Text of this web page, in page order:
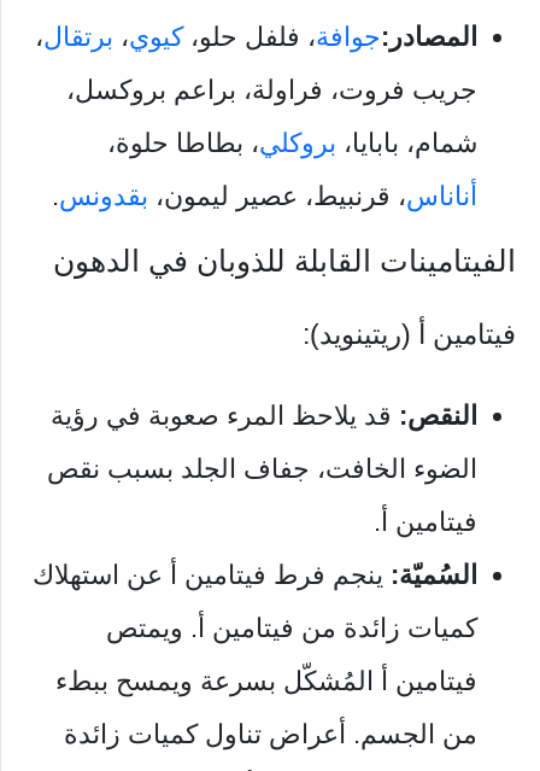
المصادر:جوافة، فلفل حلو،كيوي، برتقال،
جريب فروت، فراولة، براعم بروكسل،
شمام، بابايا، بروكلي، بطاطا حلوة،
أناناس، قرنبيط، عصير ليمون، بقدونس.
الفيتامينات القابلة للذوبان في الدهون
فيتامين أ (ريتينويد):
النقص: قد يلاحظ المرء صعوبة في رؤية
الضوء الخافت، جفاف الجلد بسبب نقص
فيتامين أ.
السُميّة: ينجم فرط فيتامين أ عن استهلاك
كميات زائدة من فيتامين أ. ويمتص
فيتامين أ المُشكّل بسرعة ويمسح ببطء
من الجسم. أعراض تناول كميات زائدة